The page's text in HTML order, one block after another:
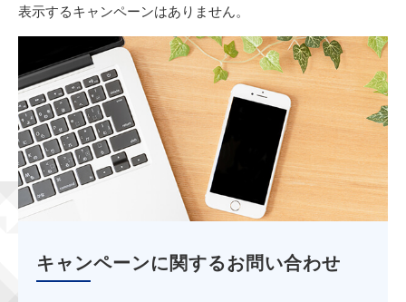
表示するキャンペーンはありません。
キャンペーンに関するお問い合わせ